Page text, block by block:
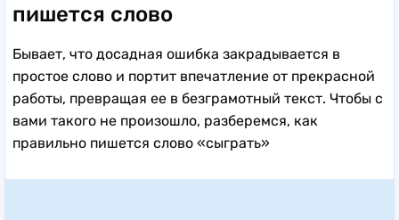
пишется слово
Бывает, что досадная ошибка закрадывается в
простое слово и портит впечатление от прекрасной
работы, превращая ее в безграмотный текст. Чтобы с
вами такого не произошло, разберемся, как
правильно пишется слово «сыграть»